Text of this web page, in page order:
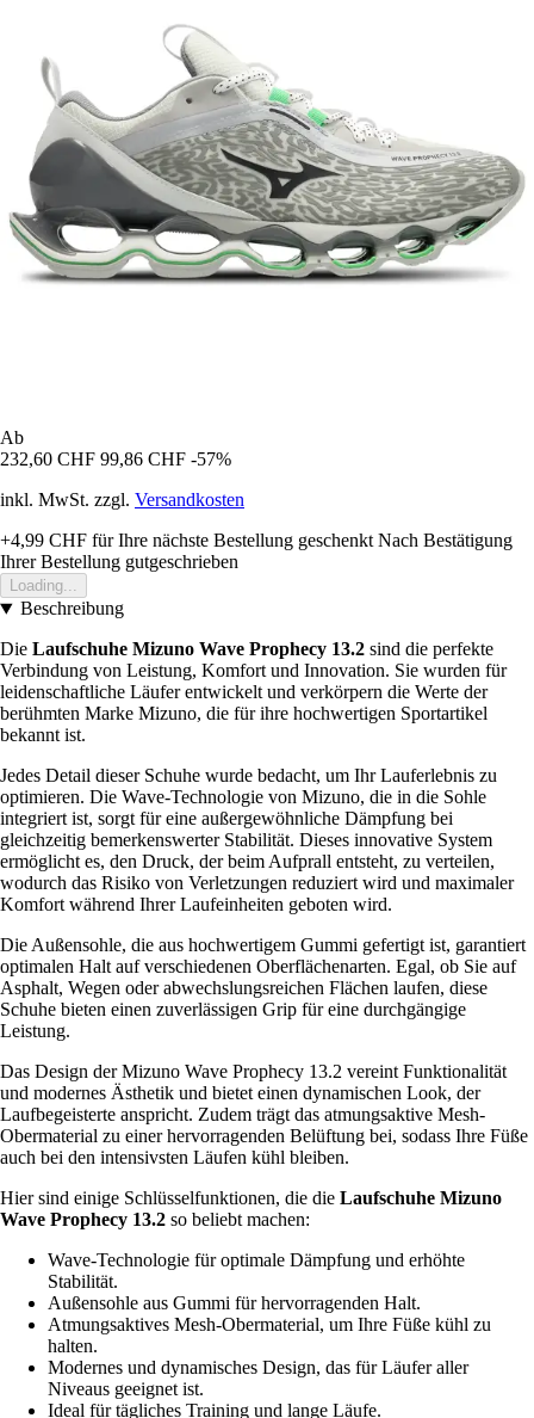
Ab
232,60 CHF 99,86 CHF -57%
inkl. MwSt. zzgl. Versandkosten
+4,99 CHF für Ihre nächste Bestellung geschenkt Nach Bestätigung
Ihrer Bestellung gutgeschrieben
Loading...
Beschreibung
Die Laufschuhe Mizuno Wave Prophecy 13.2 sind die perfekte
Verbindung von Leistung, Komfort und Innovation. Sie wurden für
leidenschaftliche Läufer entwickelt und verkörpern die Werte der
berühmten Marke Mizuno, die für ihre hochwertigen Sportartikel
bekannt ist.
Jedes Detail dieser Schuhe wurde bedacht, um Ihr Lauferlebnis zu
optimieren. Die Wave-Technologie von Mizuno, die in die Sohle
integriert ist, sorgt für eine außergewöhnliche Dämpfung bei
gleichzeitig bemerkenswerter Stabilität. Dieses innovative System
ermöglicht es, den Druck, der beim Aufprall entsteht, zu verteilen,
wodurch das Risiko von Verletzungen reduziert wird und maximaler
Komfort während Ihrer Laufeinheiten geboten wird.
Die Außensohle, die aus hochwertigem Gummi gefertigt ist, garantiert
optimalen Halt auf verschiedenen Oberflächenarten. Egal, ob Sie auf
Asphalt, Wegen oder abwechslungsreichen Flächen laufen, diese
Schuhe bieten einen zuverlässigen Grip für eine durchgängige
Leistung.
Das Design der Mizuno Wave Prophecy 13.2 vereint Funktionalität
und modernes Ästhetik und bietet einen dynamischen Look, der
Laufbegeisterte anspricht. Zudem trägt das atmungsaktive Mesh-
Obermaterial zu einer hervorragenden Belüftung bei, sodass Ihre Füße
auch bei den intensivsten Läufen kühl bleiben.
Hier sind einige Schlüsselfunktionen, die die Laufschuhe Mizuno
Wave Prophecy 13.2 so beliebt machen:
Wave-Technologie für optimale Dämpfung und erhöhte
Stabilität.
Außensohle aus Gummi für hervorragenden Halt.
Atmungsaktives Mesh-Obermaterial, um Ihre Füße kühl zu
halten.
Modernes und dynamisches Design, das für Läufer aller
Niveaus geeignet ist.
Ideal für tägliches Training und lange Läufe.